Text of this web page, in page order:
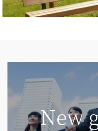
New